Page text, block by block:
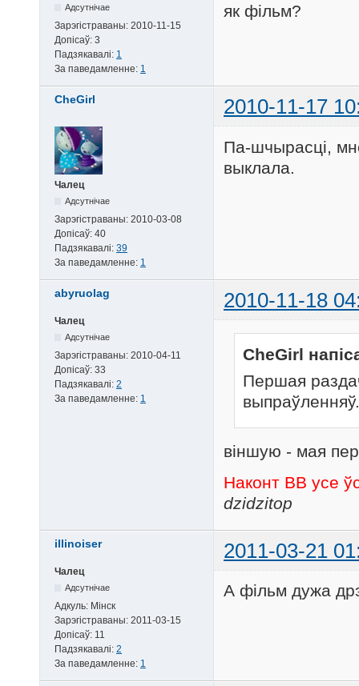
Адсутнічае
Зарэгістраваны: 2010-11-15
Допісаў: 3
Падзякавалі: 1
За паведамленне: 1
як фiльм?
CheGirl 2010-11-17
Чалец
Адсутнічае
Зарэгістраваны: 2010-03-08
Допісаў: 40
Падзякавалі: 39
За паведамленне: 1
Па-шчырасці,
выклала.
abyruolag 2010-11-18
Чалец
Адсутнічае
Зарэгістраваны: 2010-04-11
Допісаў: 33
Падзякавалі: 2
За паведамленне: 1
CheGirl
Першая
віншую - мая
Наконт BB усе
dzidzitop
illinoiser 2011-03-21
Чалец
Адсутнічае
Адкуль: Мінск
Зарэгістраваны: 2011-03-15
Допісаў: 11
Падзякавалі: 2
За паведамленне: 1
А фiльм дужа